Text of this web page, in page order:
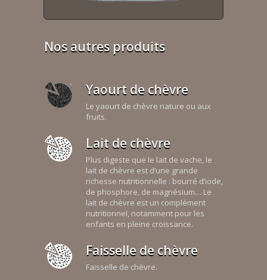
Nos autres produits
Yaourt de chèvre
Le yaourt de chèvre nature ou aux
fruits.
Lait de chèvre
Plus digeste que le lait de vache, le
lait de chèvre est d’une grande
richesse nutritionnelle : bourré d’iode,
de phosphore, de magnésium… Le
lait de chèvre est un complément
nutritionnel, notamment pour les
enfants en pleine croissance.
Faisselle de chèvre
Faisselle de chèvre.